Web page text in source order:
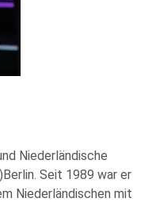
Niederländische
Seit 1989 war er
Niederländischen mit